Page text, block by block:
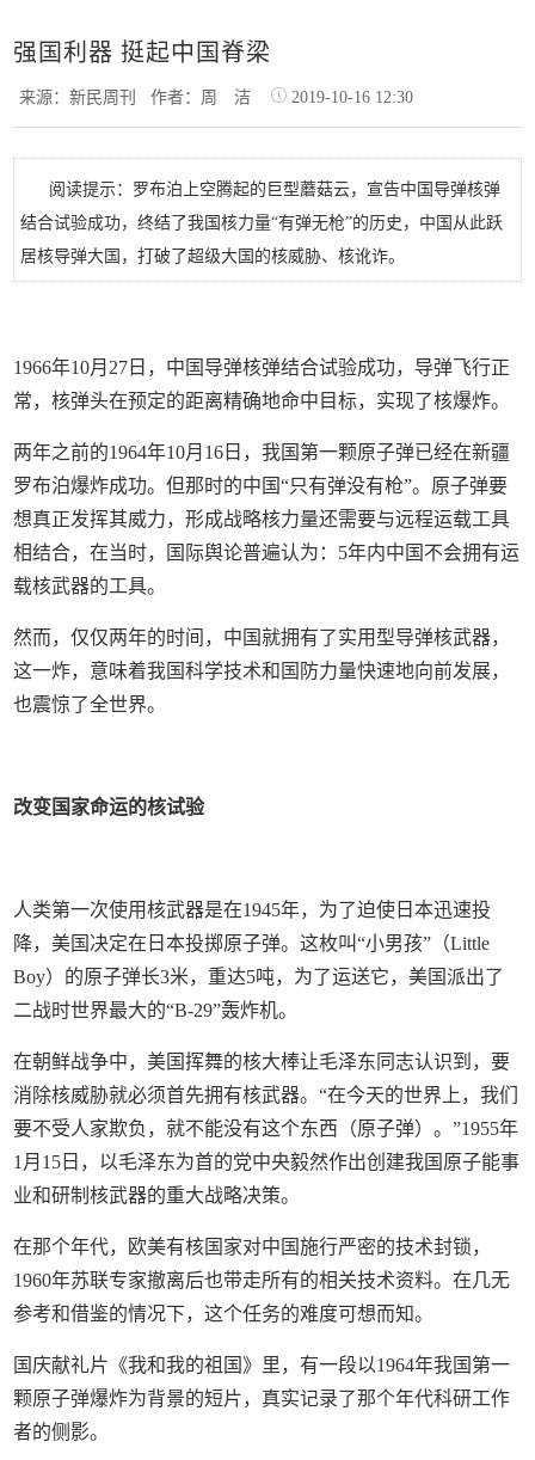
强国利器 挺起中国脊梁
来源：新民周刊作者：周 洁 2019-10-16 12:30
阅读提示：罗布泊上空腾起的巨型蘑菇云，宣告中国导弹核弹
结合试验成功，终结了我国核力量“有弹无枪”的历史，中国从此跃
居核导弹大国，打破了超级大国的核威胁、核讹诈。
1966年10月27日，中国导弹核弹结合试验成功，导弹飞行正
常，核弹头在预定的距离精确地命中目标，实现了核爆炸。
两年之前的1964年10月16日，我国第一颗原子弹已经在新疆
罗布泊爆炸成功。但那时的中国“只有弹没有枪”。原子弹要
想真正发挥其威力，形成战略核力量还需要与远程运载工具
相结合，在当时，国际舆论普遍认为：5年内中国不会拥有运
载核武器的工具。
然而，仅仅两年的时间，中国就拥有了实用型导弹核武器，
这一炸，意味着我国科学技术和国防力量快速地向前发展，
也震惊了全世界。
改变国家命运的核试验
人类第一次使用核武器是在1945年，为了迫使日本迅速投
降，美国决定在日本投掷原子弹。这枚叫“小男孩”（Little
Boy）的原子弹长3米，重达5吨，为了运送它，美国派出了
二战时世界最大的“B-29”轰炸机。
在朝鲜战争中，美国挥舞的核大棒让毛泽东同志认识到，要
消除核威胁就必须首先拥有核武器。“在今天的世界上，我们
要不受人家欺负，就不能没有这个东西（原子弹）。”1955年
1月15日，以毛泽东为首的党中央毅然作出创建我国原子能事
业和研制核武器的重大战略决策。
在那个年代，欧美有核国家对中国施行严密的技术封锁，
1960年苏联专家撤离后也带走所有的相关技术资料。在几无
参考和借鉴的情况下，这个任务的难度可想而知。
国庆献礼片《我和我的祖国》里，有一段以1964年我国第一
颗原子弹爆炸为背景的短片，真实记录了那个年代科研工作
者的侧影。